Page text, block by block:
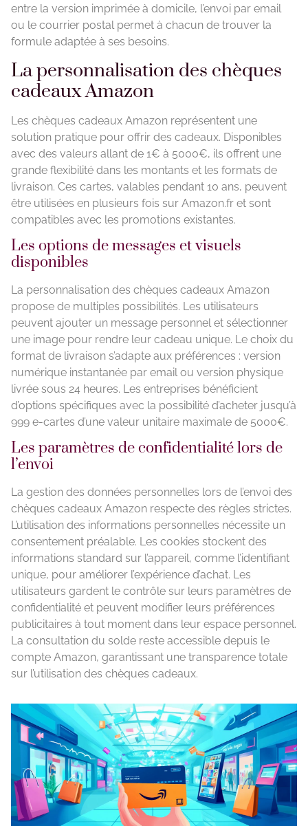
entre la version imprimée à domicile, l’envoi par email
ou le courrier postal permet à chacun de trouver la
formule adaptée à ses besoins.
La personnalisation des chèques
cadeaux Amazon
Les chèques cadeaux Amazon représentent une
solution pratique pour offrir des cadeaux. Disponibles
avec des valeurs allant de 1€ à 5000€, ils offrent une
grande flexibilité dans les montants et les formats de
livraison. Ces cartes, valables pendant 10 ans, peuvent
être utilisées en plusieurs fois sur Amazon.fr et sont
compatibles avec les promotions existantes.
Les options de messages et visuels
disponibles
La personnalisation des chèques cadeaux Amazon
propose de multiples possibilités. Les utilisateurs
peuvent ajouter un message personnel et sélectionner
une image pour rendre leur cadeau unique. Le choix du
format de livraison s’adapte aux préférences : version
numérique instantanée par email ou version physique
livrée sous 24 heures. Les entreprises bénéficient
d’options spécifiques avec la possibilité d’acheter jusqu’à
999 e-cartes d’une valeur unitaire maximale de 5000€.
Les paramètres de confidentialité lors de
l’envoi
La gestion des données personnelles lors de l’envoi des
chèques cadeaux Amazon respecte des règles strictes.
L’utilisation des informations personnelles nécessite un
consentement préalable. Les cookies stockent des
informations standard sur l’appareil, comme l’identifiant
unique, pour améliorer l’expérience d’achat. Les
utilisateurs gardent le contrôle sur leurs paramètres de
confidentialité et peuvent modifier leurs préférences
publicitaires à tout moment dans leur espace personnel.
La consultation du solde reste accessible depuis le
compte Amazon, garantissant une transparence totale
sur l’utilisation des chèques cadeaux.